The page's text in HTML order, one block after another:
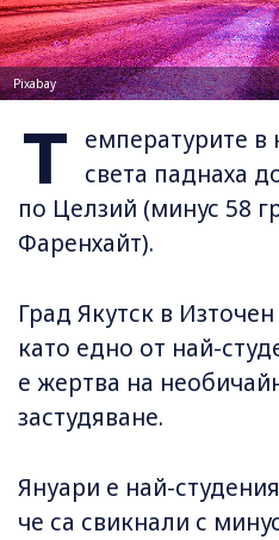
Pixabay
Т
емпературите в
света паднаха
по Целзий (минус 58
Фаренхайт).
Град Якутск в
като едно от най-
е жертва на
застудяване.
Януари е най-
че са свикнали с